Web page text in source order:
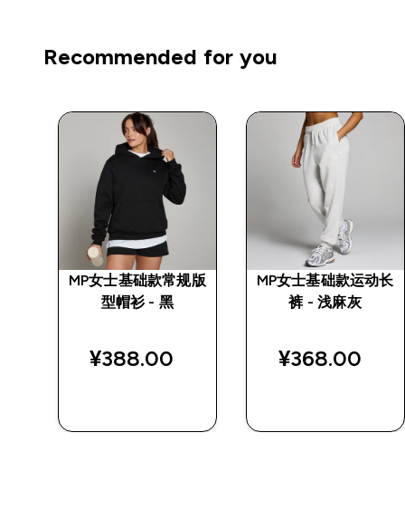
Recommended for you
MP女士基础款常规版
型帽衫 - 黑
¥388.00‎
MP女士基础款运动长
裤 - 浅麻灰
¥368.00‎